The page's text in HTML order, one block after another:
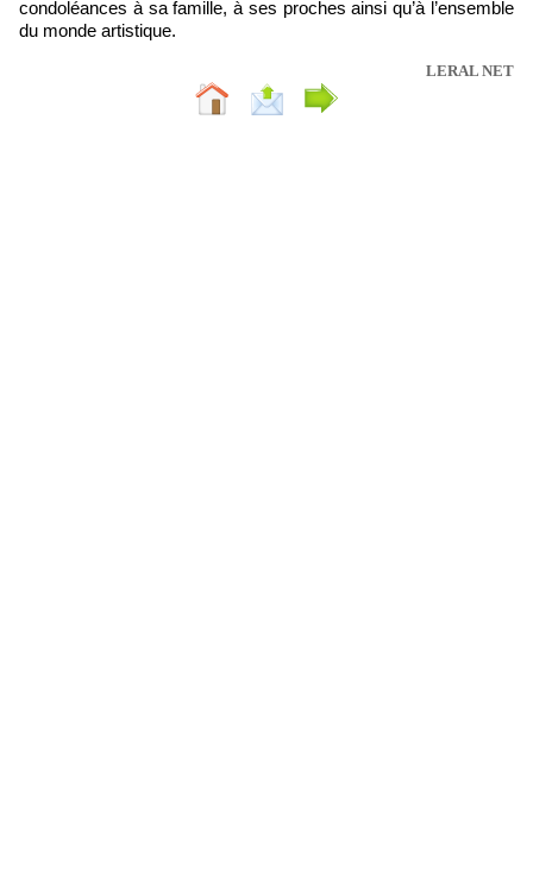
condoléances à sa famille, à ses proches ainsi qu’à l’ensemble
du monde artistique.
LERAL NET